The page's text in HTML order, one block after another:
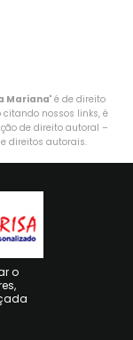
Mariana" é de direito
nossos links, é
de direito autoral –
direitos autorais.
o